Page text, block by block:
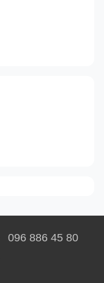
096 886 45 80